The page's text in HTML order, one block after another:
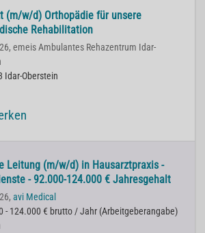
(m/w/d) Orthopädie für unsere
Rehabilitation
emeis Ambulantes Rehazentrum Idar-
Idar-Oberstein
Leitung (m/w/d) in Hausarztpraxis -
- 92.000-124.000 € Jahresgehalt
avi Medical
- 124.000 € brutto / Jahr (Arbeitgeberangabe)